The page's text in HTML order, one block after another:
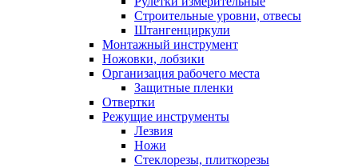
Строительные уровни, отвесы
Штангенциркули
Монтажный инструмент
Ножовки, лобзики
Организация рабочего места
Защитные пленки
Отвертки
Режущие инструменты
Лезвия
Ножи
Стеклорезы, плиткорезы